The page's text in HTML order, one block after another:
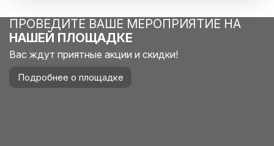
ПРОВЕДИТЕ ВАШЕ МЕРОПРИЯТИЕ НА
НАШЕЙ ПЛОЩАДКЕ
Вас ждут приятные акции и скидки!
Подробнее о площадке